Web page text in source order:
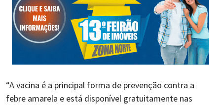
“A vacina é a principal forma de prevenção contra a
febre amarela e está disponível gratuitamente nas